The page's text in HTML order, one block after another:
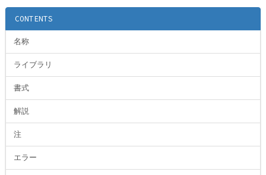
CONTENTS
名称
ライブラリ
書式
解説
注
エラー